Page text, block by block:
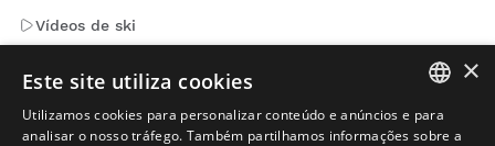
Vídeos de ski
SPANISH
×
Este site utiliza cookies
Utilizamos cookies para personalizar conteúdo e anúncios e para
analisar o nosso tráfego. Também partilhamos informações sobre a